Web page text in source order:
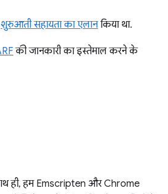
शुरुआती सहायता का एलानकिया था.
की जानकारी का इस्तेमाल करने के
ही, हम Emscripten और Chrome